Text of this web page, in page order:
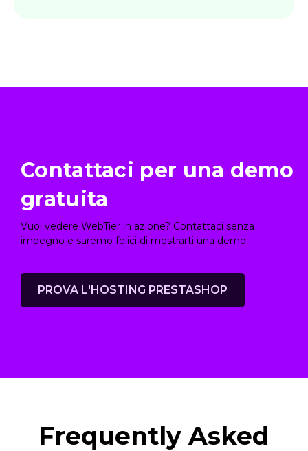
Contattaci per una demo
gratuita
Vuoi vedere WebTier in azione? Contattaci senza
impegno e saremo felici di mostrarti una demo.
PROVA L'HOSTING PRESTASHOP
Frequently Asked